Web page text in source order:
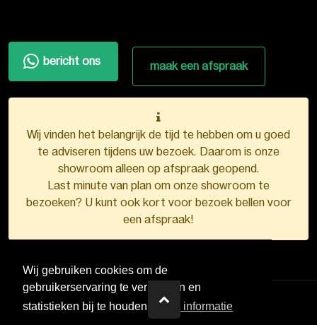
Wij gebruiken cookies om de
gebruikerservaring te verbeteren en
statistieken bij te houden.
Meer informatie
bericht ons maak een afspraak
Wij vinden het belangrijk de tijd te hebben om u goed
te adviseren tijdens uw bezoek. Daarom is onze
showroom alleen op afspraak geopend.
Last minute van plan om onze showroom te
bezoeken? U kunt ook kort voor bezoek bellen voor
een afspraak!